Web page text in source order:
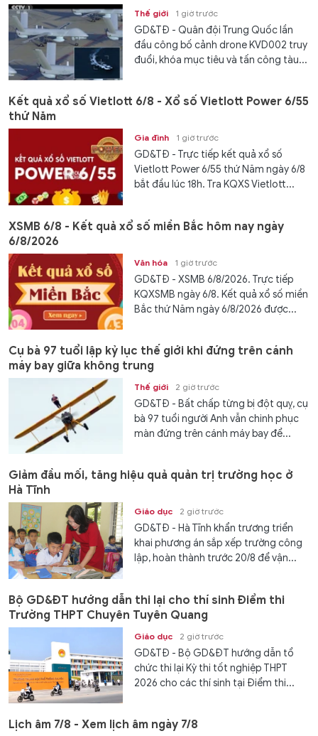
Thế giới 1 giờ trước
GD&TĐ - Quân đội Trung Quốc lần
đầu công bố cảnh drone KVD002 truy
đuổi, khóa mục tiêu và tấn công tàu...
Kết quả xổ số Vietlott 6/8 - Xổ số Vietlott Power 6/55
thứ Năm
Gia đình 1 giờ trước
GD&TĐ - Trực tiếp kết quả xổ số
Vietlott Power 6/55 thứ Năm ngày 6/8
bắt đầu lúc 18h. Tra KQXS Vietlott...
XSMB 6/8 - Kết quả xổ số miền Bắc hôm nay ngày
6/8/2026
Văn hóa 1 giờ trước
GD&TĐ - XSMB 6/8/2026. Trực tiếp
KQXSMB ngày 6/8. Kết quả xổ số miền
Bắc thứ Năm ngày 6/8/2026 được...
Cụ bà 97 tuổi lập kỷ lục thế giới khi đứng trên cánh
máy bay giữa không trung
Thế giới 2 giờ trước
GD&TĐ - Bất chấp từng bị đột quỵ, cụ
bà 97 tuổi người Anh vẫn chinh phục
màn đứng trên cánh máy bay để...
Giảm đầu mối, tăng hiệu quả quản trị trường học ở
Hà Tĩnh
Giáo dục 2 giờ trước
GD&TĐ - Hà Tĩnh khẩn trương triển
khai phương án sắp xếp trường công
lập, hoàn thành trước 20/8 để vận...
Bộ GD&ĐT hướng dẫn thi lại cho thí sinh Điểm thi
Trường THPT Chuyên Tuyên Quang
Giáo dục 2 giờ trước
GD&TĐ - Bộ GD&ĐT hướng dẫn tổ
chức thi lại Kỳ thi tốt nghiệp THPT
2026 cho các thí sinh tại Điểm thi...
Lịch âm 7/8 - Xem lịch âm ngày 7/8